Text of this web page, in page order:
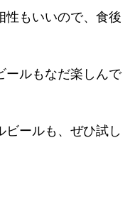
性もいいので、食後
ールもなだ楽しんで
ビールも、ぜひ試し